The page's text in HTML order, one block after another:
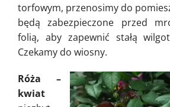
torfowym, przenosimy do
będą zabezpieczone przed
folią, aby zapewnić stałą
Czekamy do wiosny.
Róża –
kwiat